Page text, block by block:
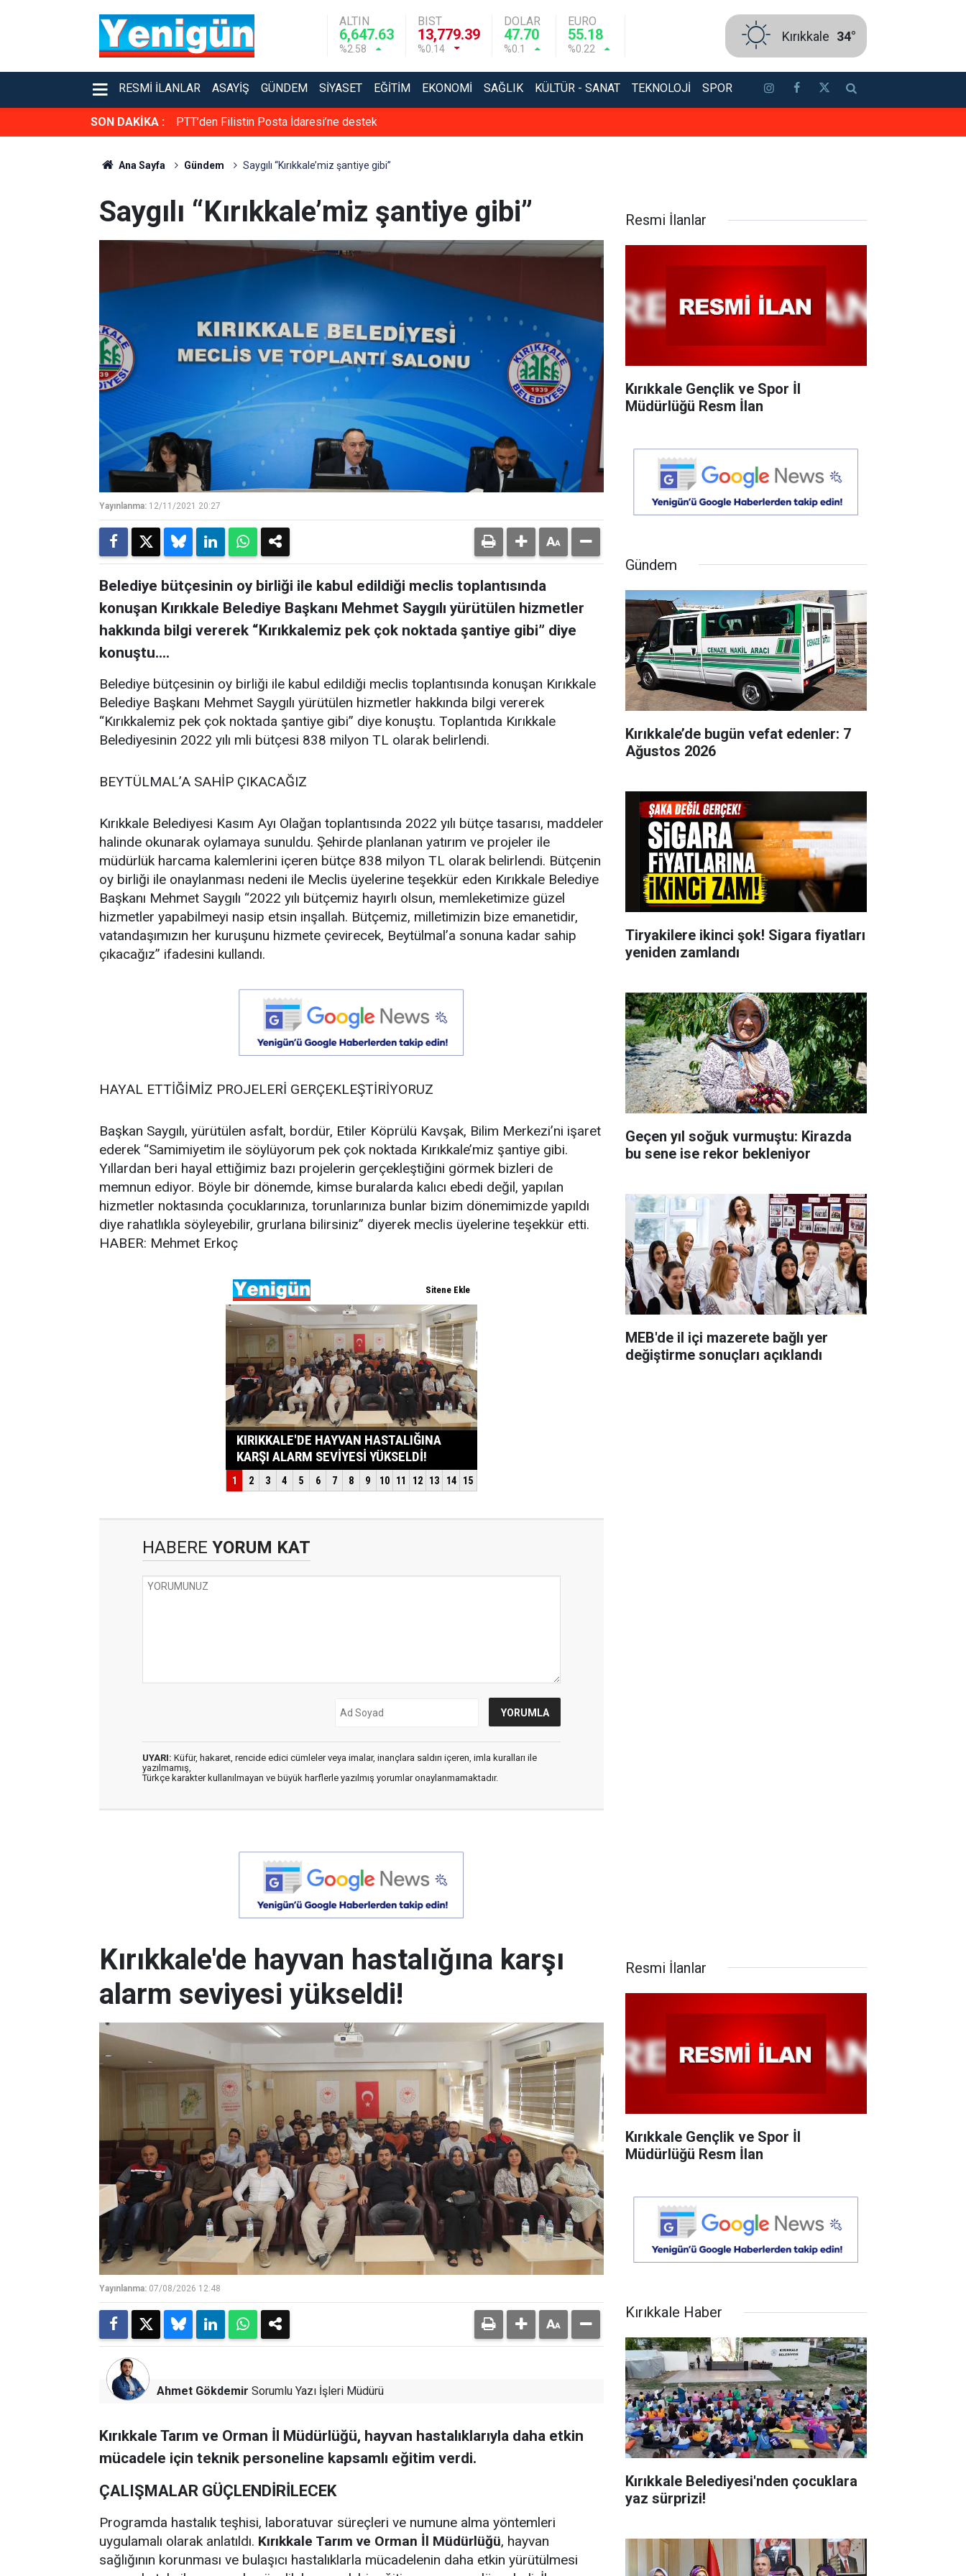
ALTIN
6,647.63
%2.58
BIST
13,779.39
%0.14
DOLAR
47.70
%0.1
EURO
55.18
%0.22
Kırıkkale 34°
RESMI İLANLAR ASAYIŞ GÜNDEM SIYASET EĞITIM EKONOMI SAĞLIK KÜLTÜR - SANAT TEKNOLOJI SPOR
SON DAKİKA : Bakan Ersoy ile Acun Ilıcalı bir araya geldi
Ana Sayfa Gündem Saygılı “Kırıkkale’miz şantiye gibi”
Saygılı “Kırıkkale’miz şantiye gibi”
Yayınlanma: 12/11/2021 20:27
Belediye bütçesinin oy birliği ile kabul edildiği meclis toplantısında
konuşan Kırıkkale Belediye Başkanı Mehmet Saygılı yürütülen hizmetler
hakkında bilgi vererek “Kırıkkalemiz pek çok noktada şantiye gibi” diye
konuştu....
Belediye bütçesinin oy birliği ile kabul edildiği meclis toplantısında konuşan Kırıkkale
Belediye Başkanı Mehmet Saygılı yürütülen hizmetler hakkında bilgi vererek
“Kırıkkalemiz pek çok noktada şantiye gibi” diye konuştu. Toplantıda Kırıkkale
Belediyesinin 2022 yılı mli bütçesi 838 milyon TL olarak belirlendi.
BEYTÜLMAL’A SAHİP ÇIKACAĞIZ
Kırıkkale Belediyesi Kasım Ayı Olağan toplantısında 2022 yılı bütçe tasarısı, maddeler
halinde okunarak oylamaya sunuldu. Şehirde planlanan yatırım ve projeler ile
müdürlük harcama kalemlerini içeren bütçe 838 milyon TL olarak belirlendi. Bütçenin
oy birliği ile onaylanması nedeni ile Meclis üyelerine teşekkür eden Kırıkkale Belediye
Başkanı Mehmet Saygılı “2022 yılı bütçemiz hayırlı olsun, memleketimize güzel
hizmetler yapabilmeyi nasip etsin inşallah. Bütçemiz, milletimizin bize emanetidir,
vatandaşımızın her kuruşunu hizmete çevirecek, Beytülmal’a sonuna kadar sahip
çıkacağız” ifadesini kullandı.
HAYAL ETTİĞİMİZ PROJELERİ GERÇEKLEŞTİRİYORUZ
Başkan Saygılı, yürütülen asfalt, bordür, Etiler Köprülü Kavşak, Bilim Merkezi’ni işaret
ederek “Samimiyetim ile söylüyorum pek çok noktada Kırıkkale’miz şantiye gibi.
Yıllardan beri hayal ettiğimiz bazı projelerin gerçekleştiğini görmek bizleri de
memnun ediyor. Böyle bir dönemde, kimse buralarda kalıcı ebedi değil, yapılan
hizmetler noktasında çocuklarınıza, torunlarınıza bunlar bizim dönemimizde yapıldı
diye rahatlıkla söyleyebilir, grurlana bilirsiniz” diyerek meclis üyelerine teşekkür etti.
HABER: Mehmet Erkoç
HABERE YORUM KAT
UYARI: Küfür, hakaret, rencide edici cümleler veya imalar, inançlara saldırı içeren, imla kuralları ile
yazılmamış,
Türkçe karakter kullanılmayan ve büyük harflerle yazılmış yorumlar onaylanmamaktadır.
Resmi İlanlar
Kırıkkale Gençlik ve Spor İl
Müdürlüğü Resm İlan
Gündem
Kırıkkale’de bugün vefat edenler: 7
Ağustos 2026
Tiryakilere ikinci şok! Sigara fiyatları
yeniden zamlandı
Geçen yıl soğuk vurmuştu: Kirazda
bu sene ise rekor bekleniyor
MEB'de il içi mazerete bağlı yer
değiştirme sonuçları açıklandı
Kırıkkale'de hayvan hastalığına karşı
alarm seviyesi yükseldi!
Yayınlanma: 07/08/2026 12:48
Ahmet Gökdemir Sorumlu Yazı İşleri Müdürü
Kırıkkale Tarım ve Orman İl Müdürlüğü, hayvan hastalıklarıyla daha etkin
mücadele için teknik personeline kapsamlı eğitim verdi.
ÇALIŞMALAR GÜÇLENDİRİLECEK
Programda hastalık teşhisi, laboratuvar süreçleri ve numune alma yöntemleri
uygulamalı olarak anlatıldı. Kırıkkale Tarım ve Orman İl Müdürlüğü, hayvan
sağlığının korunması ve bulaşıcı hastalıklarla mücadelenin daha etkin yürütülmesi
Resmi İlanlar
Kırıkkale Gençlik ve Spor İl
Müdürlüğü Resm İlan
Kırıkkale Haber
Kırıkkale Belediyesi'nden çocuklara
yaz sürprizi!